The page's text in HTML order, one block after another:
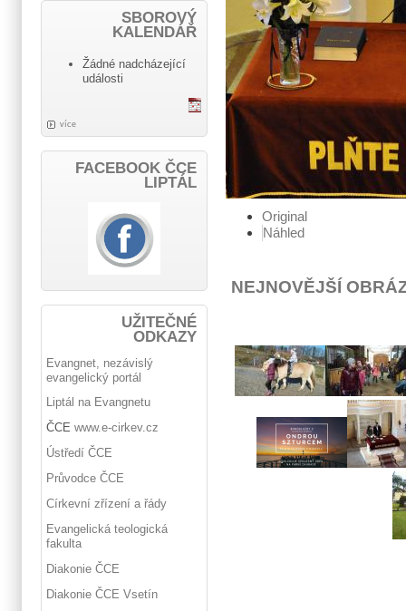
Original
Náhled
NEJNOVĚJŠÍ
SBOROVÝ
KALENDÁŘ
Žádné nadcházející
události
více
FACEBOOK ČCE
LIPTÁL
UŽITEČNÉ
ODKAZY
Evangnet, nezávislý
evangelický portál
Liptál na Evangnetu
ČCE www.e-cirkev.cz
Ústředí ČCE
Průvodce ČCE
Církevní zřízení a řády
Evangelická teologická
fakulta
Diakonie ČCE
Diakonie ČCE Vsetín